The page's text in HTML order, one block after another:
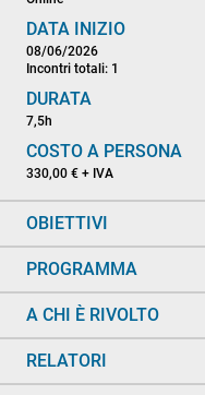
DATA INIZIO
08/06/2026
Incontri totali: 1
DURATA
7,5h
COSTO A PERSONA
330,00 € + IVA
OBIETTIVI
PROGRAMMA
A CHI È RIVOLTO
RELATORI